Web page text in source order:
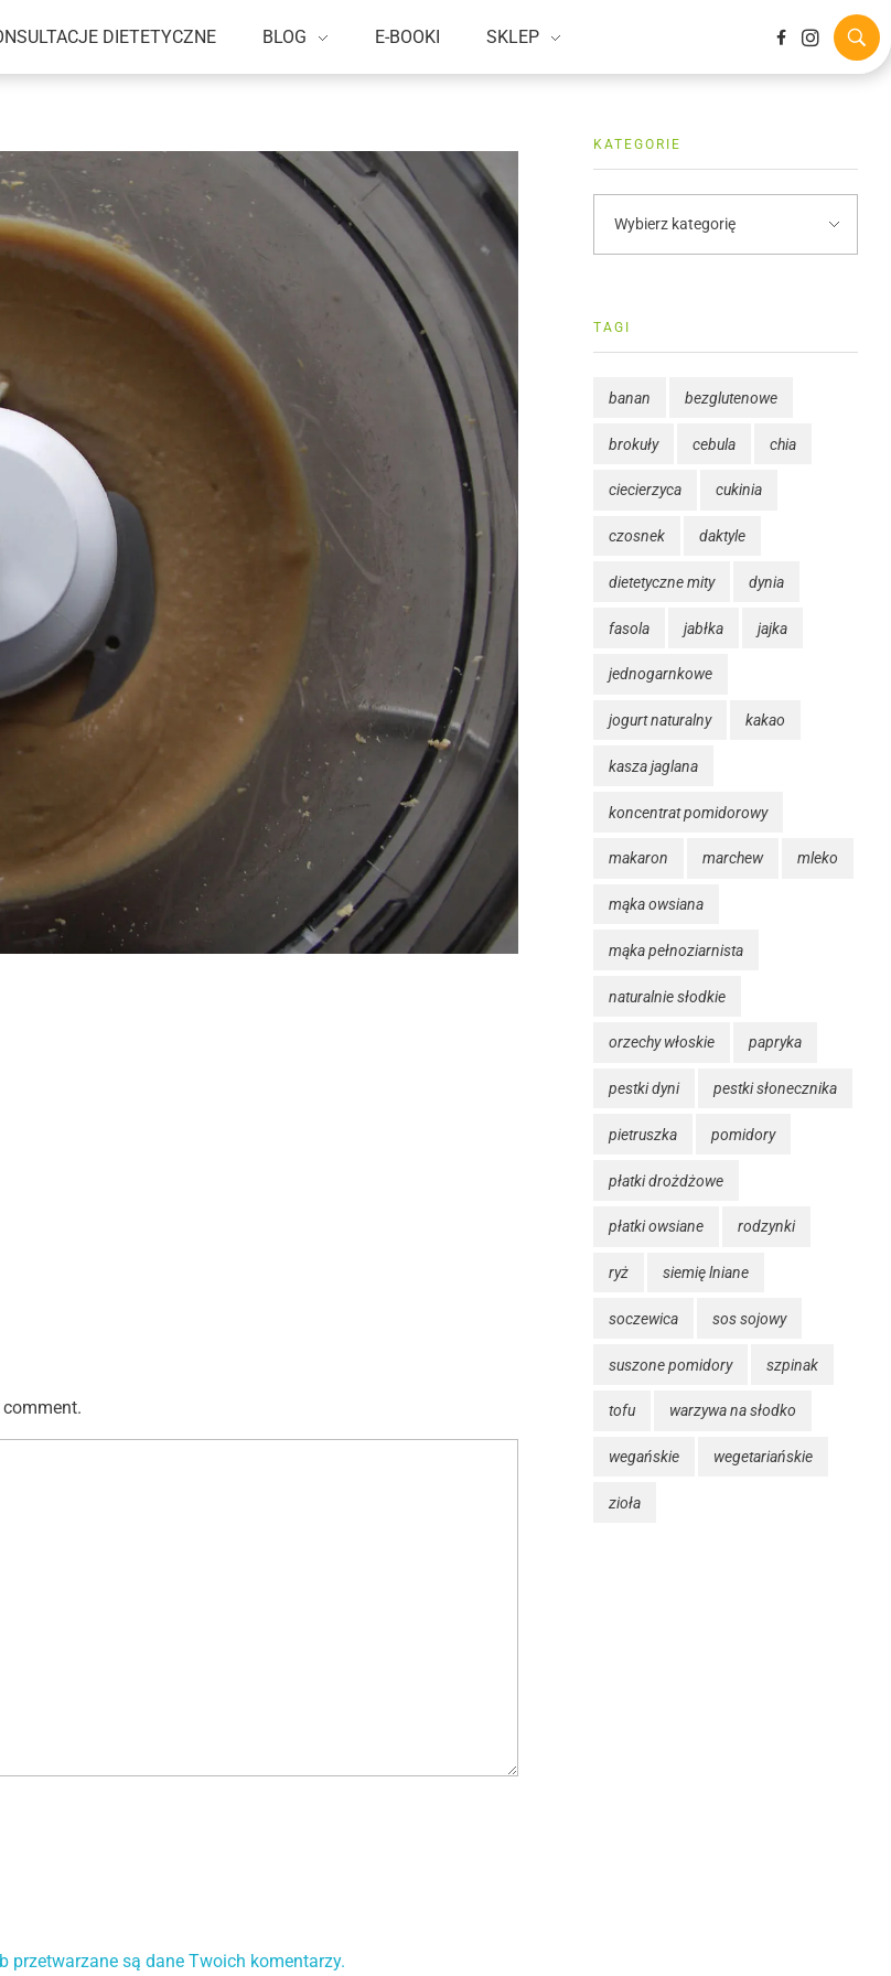
DIETETYCZNE BLOG E-BOOKI SKLEP
przetwarzane są dane Twoich komentarzy.
KATEGORIE
TAGI
banan bezglutenowe
brokuły cebula chia
ciecierzyca cukinia
czosnek daktyle
dietetyczne mity dynia
fasola jabłka jajka
jednogarnkowe
jogurt naturalny kakao
kasza jaglana
koncentrat pomidorowy
makaron marchew mleko
mąka owsiana
mąka pełnoziarnista
naturalnie słodkie
orzechy włoskie papryka
pestki dyni pestki słonecznika
pietruszka pomidory
płatki drożdżowe
płatki owsiane rodzynki
ryż siemię lniane
soczewica sos sojowy
suszone pomidory szpinak
tofu warzywa na słodko
wegańskie wegetariańskie
zioła